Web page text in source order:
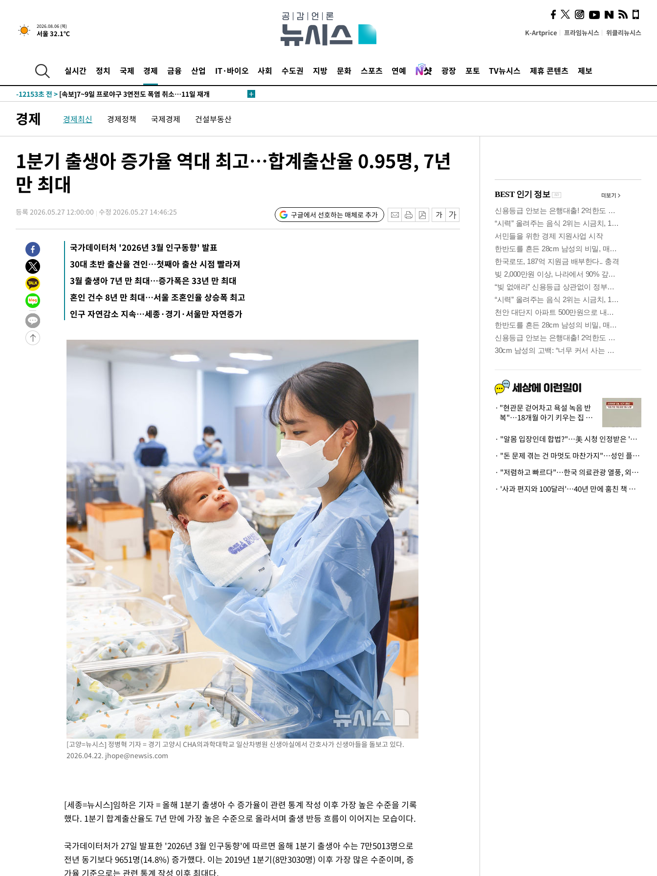
2026.08.06 (목)
서울 32.1℃ K-Artprice 프라임뉴시스 위클리뉴시스
실시간 정치 국제 경제 금융 산업 IT·바이오 사회 수도권 지방 문화 스포츠 연예 광장 포토 TV뉴시스 제휴 콘텐츠 제보
화"
-14962초 전 >日방위성, 北이 동해로 쏜 발사체는 탄도미사일 가능성
-12194초 전 >
'낮 최고 39도' 불볕더위…한밤 열대야도 계속[내일날씨]
-12153초 전 >[속보]7~9일 프로야구 3연전도 폭염 취소…11일 재개
-11815초 전 >"韓 외환시장 개입 관측 배경엔 美의 대한국 무역적자 있어"
-11642초 전 >
'월드컵 탈락 후폭풍' 축구협회…초유의 압수수색에 '충격·당황'
-11482초 전 >
-7139초 전 > [속보]코스닥, 800p 회복…0.26% 오른 801.67 마감
-7069초 전 >
[속보]코스피, 301.88포인트(4.58%) 내린 6296.38 마감
-6934초 전 >
[속보]원·달러 환율, 0.7원 내린 1423.8원 마감
-4533초 전 >
"여기 떨어졌다"…다누리, 스페이스X 로켓 달 충돌 흔적 포착
-1578초 전 >손흥민, 5경기 연속골 실패…LAFC는 승부차기 끝 과달라하라 격파
-32160초 전 >
[속보] 뉴욕증시, 혼조 출발…나스닥 0.3%↓, 다우 0.14%↑
-30953초 전 >
축구협회, 15년 전 심판 성 접대 파문에 "현재는 내부 지침 준수"
-29638초 전 >
경찰, '홍명보는 2순위' 결론냈던 스포츠윤리센터도 압수수색
-15234초 전 >
[속보]합참 "北 발사체는 단거리탄도미사일…감시·경계태세 강
화"
-14982초 전 >
日방위성, 北이 동해로 쏜 발사체는 탄도미사일 가능성
-13412초 전 >
[속보] SKT, 에이닷 서비스 장애 발생…"원인 파악 중"
-12818초 전 >
-12214초 전 >
[속보]7~9일 프로야구 3연전도 폭염 취소…11일 재개
"韓 외환시장 개입 관측 배경엔 美의 대한국 무역적자 있어"
[속보]코스닥, 800p 회복…0.26% 오른 801.67 마감
[속보]코스피, 301.88포인트(4.58%) 내린 6296.38 마감
[속보]원·달러 환율, 0.7원 내린 1423.8원 마감
"여기 떨어졌다"…다누리, 스페이스X 로켓 달 충돌 흔적 포착
손흥민, 5경기 연속골 실패…LAFC는 승부차기 끝 과달라하라 격파
내일까지 39도 '펄펄'…기상청 "태풍 지나며 폭염 잠시 꺾인다"
트럼프, 한국계 진보 주지사 후보 맹공…"공산주의가 최대 위협"
경제 경제최신 경제정책 국제경제 건설부동산
1분기 출생아 증가율 역대 최고…합계출산율 0.95명, 7년
만 최대
등록 2026.05.27 12:00:00 수정 2026.05.27 14:46:25 구글에서 선호하는 매체로 추가
국가데이터처 '2026년 3월 인구동향' 발표
30대 초반 출산율 견인…첫째아 출산 시점 빨라져
3월 출생아 7년 만 최대…증가폭은 33년 만 최대
혼인 건수 8년 만 최대…서울 조혼인율 상승폭 최고
인구 자연감소 지속…세종·경기·서울만 자연증가
[고양=뉴시스] 정병혁 기자 = 경기 고양시 CHA의과학대학교 일산차병원 신생아실에서 간호사가 신생아들을 돌보고 있다.
2026.04.22. jhope@newsis.com
[세종=뉴시스]임하은 기자 = 올해 1분기 출생아 수 증가율이 관련 통계 작성 이후 가장 높은 수준을 기록
했다. 1분기 합계출산율도 7년 만에 가장 높은 수준으로 올라서며 출생 반등 흐름이 이어지는 모습이다.
국가데이터처가 27일 발표한 '2026년 3월 인구동향'에 따르면 올해 1분기 출생아 수는 7만5013명으로
전년 동기보다 9651명(14.8%) 증가했다. 이는 2019년 1분기(8만3030명) 이후 가장 많은 수준이며, 증
가율 기준으로는 관련 통계 작성 이후 최대다.
의견, 국토부·LH에 충실히
전달할 것"
"현관문 걷어차고 욕설 녹음 반
복"…18개월 아기 키우는 집 뒤
· "알몸 입장인데 합법?"…美 시청 인정받은 '누드' 레스토랑 화제
· "돈 문제 겪는 건 마멋도 마찬가지"…성인 플랫폼에 등장한 뜻밖의 스타
· "저렴하고 빠르다"…한국 의료관광 열풍, 외신도 주목
· '사과 편지와 100달러'…40년 만에 훔친 책 돌려준 美 절도범